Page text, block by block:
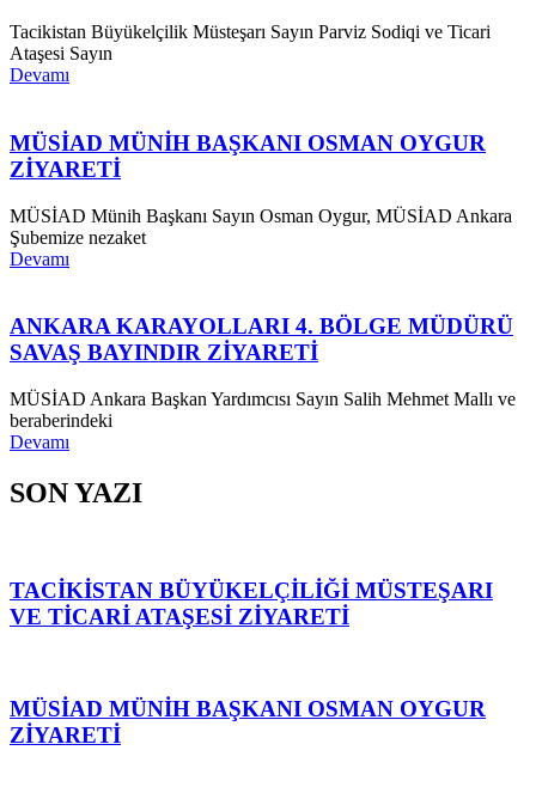
Tacikistan Büyükelçilik Müsteşarı Sayın Parviz Sodiqi ve Ticari
Ataşesi Sayın
Devamı
MÜSİAD MÜNİH BAŞKANI OSMAN OYGUR
ZİYARETİ
MÜSİAD Münih Başkanı Sayın Osman Oygur, MÜSİAD Ankara
Şubemize nezaket
Devamı
ANKARA KARAYOLLARI 4. BÖLGE MÜDÜRÜ
SAVAŞ BAYINDIR ZİYARETİ
MÜSİAD Ankara Başkan Yardımcısı Sayın Salih Mehmet Mallı ve
beraberindeki
Devamı
SON YAZI
TACİKİSTAN BÜYÜKELÇİLİĞİ MÜSTEŞARI
VE TİCARİ ATAŞESİ ZİYARETİ
MÜSİAD MÜNİH BAŞKANI OSMAN OYGUR
ZİYARETİ